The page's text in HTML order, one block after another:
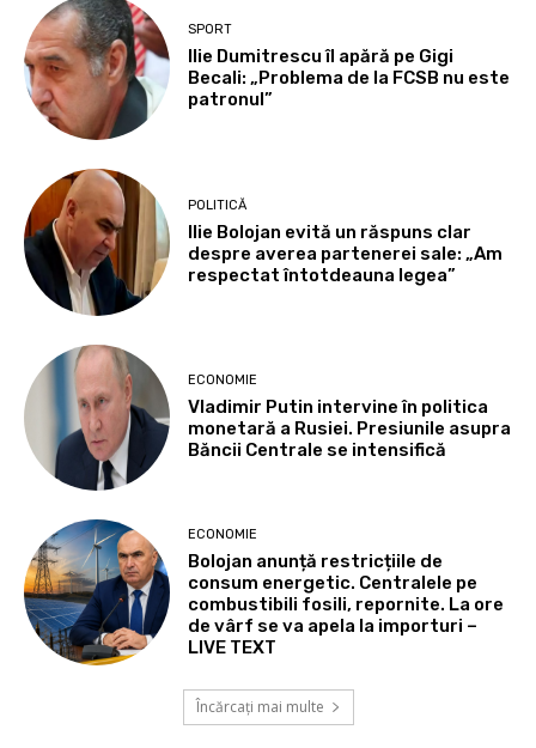
SPORT
Ilie Dumitrescu îl apără pe Gigi
Becali: „Problema de la FCSB nu este
patronul”
POLITICĂ
Ilie Bolojan evită un răspuns clar
despre averea partenerei sale: „Am
respectat întotdeauna legea”
ECONOMIE
Vladimir Putin intervine în politica
monetară a Rusiei. Presiunile asupra
Băncii Centrale se intensifică
ECONOMIE
Bolojan anunță restricțiile de
consum energetic. Centralele pe
combustibili fosili, repornite. La ore
de vârf se va apela la importuri –
LIVE TEXT
Încărcați mai multe